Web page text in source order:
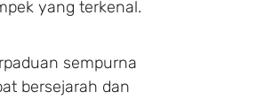
yang terkenal.
sempurna
bersejarah dan